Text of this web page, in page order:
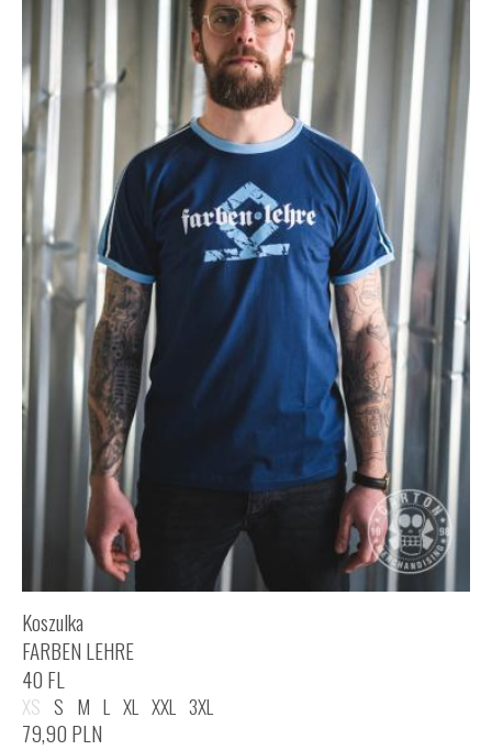
Koszulka
FARBEN LEHRE
40 FL
XS S M L XL XXL 3XL
79,90 PLN